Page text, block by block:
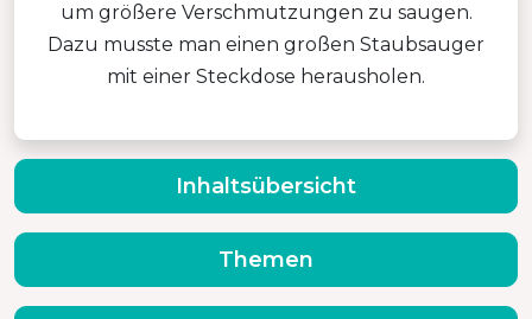
um größere Verschmutzungen zu saugen.
Dazu musste man einen großen Staubsauger
mit einer Steckdose herausholen.
Inhaltsübersicht
Themen